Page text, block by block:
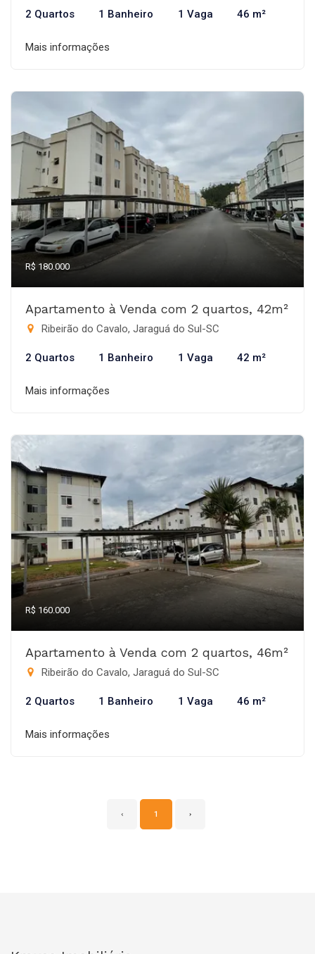
2 Quartos 1 Banheiro 1 Vaga 46 m²
Mais informações
R$ 180.000
Apartamento à Venda com 2 quartos, 42m²
Ribeirão do Cavalo, Jaraguá do Sul-SC
2 Quartos 1 Banheiro 1 Vaga 42 m²
Mais informações
R$ 160.000
Apartamento à Venda com 2 quartos, 46m²
Ribeirão do Cavalo, Jaraguá do Sul-SC
2 Quartos 1 Banheiro 1 Vaga 46 m²
Mais informações
‹ 1 ›